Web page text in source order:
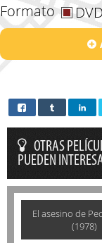
Formato DVD
OTRAS
PUEDEN
El asesino de
(1978)